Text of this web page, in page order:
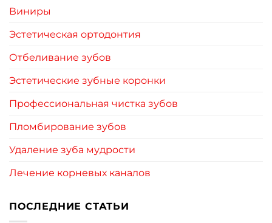
Виниры
Эстетическая ортодонтия
Отбеливание зубов
Эстетические зубные коронки
Профессиональная чистка зубов
Пломбирование зубов
Удаление зуба мудрости
Лечение корневых каналов
ПОСЛЕДНИЕ СТАТЬИ